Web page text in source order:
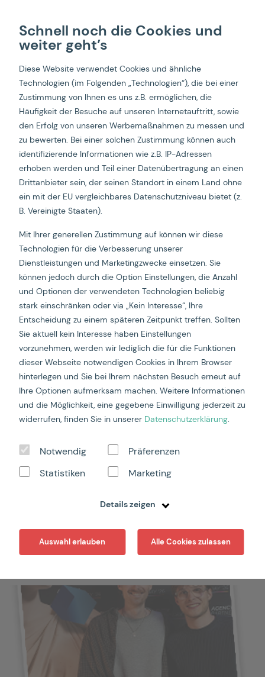
Schnell noch die Cookies und
weiter geht’s
Diese Website verwendet Cookies und ähnliche
Technologien (im Folgenden „Technologien“), die bei einer
Zustimmung von Ihnen es uns z.B. ermöglichen, die
Häufigkeit der Besuche auf unseren Internetauftritt, sowie
den Erfolg von unseren Werbemaßnahmen zu messen und
zu bewerten. Bei einer solchen Zustimmung können auch
identifizierende Informationen wie z.B. IP-Adressen
erhoben werden und Teil einer Datenübertragung an einen
Drittanbieter sein, der seinen Standort in einem Land ohne
ein mit der EU vergleichbares Datenschutzniveau bietet (z.
B. Vereinigte Staaten).
Mit Ihrer generellen Zustimmung auf können wir diese
Technologien für die Verbesserung unserer
Dienstleistungen und Marketingzwecke einsetzen. Sie
können jedoch durch die Option Einstellungen, die Anzahl
und Optionen der verwendeten Technologien beliebig
stark einschränken oder via „Kein Interesse“, Ihre
Entscheidung zu einem späteren Zeitpunkt treffen. Sollten
Sie aktuell kein Interesse haben Einstellungen
vorzunehmen, werden wir lediglich die für die Funktionen
dieser Webseite notwendigen Cookies in Ihrem Browser
hinterlegen und Sie bei Ihrem nächsten Besuch erneut auf
Ihre Optionen aufmerksam machen. Weitere Informationen
und die Möglichkeit, eine gegebene Einwilligung jederzeit zu
widerrufen, finden Sie in unserer Datenschutzerklärung.
Notwendig
Präferenzen
Statistiken
Marketing
Details zeigen
Auswahl erlauben Alle Cookies zulassen
Multidimensionaler
Ansatz für maximale
Performace
Startseite CHRIS sports & New Balance
30.000 Varianten und der
Kampf gegen den
Algorithmus
CHRISsportsist der exklusive Schweizer Distributor für
New Balance und betreibt den offiziellen D2C-
ist nicht chend
Umsatz bei einem fest definierten Ziel-ROAS generieren.
Dafür brauchte es neue Ansätze, die CHRIS sports und
uns sogar als Use-Case Speaker für die Channable
Agency Partner Days 2026 ausgewählt haben.
Am Beginn standen wir vor 3 großen Hürden:
Ein riesiges Portfolio mit über 30.000
Produktvarianten
Strikte UVP-Bindung, was uns im hart umkämpften
Hype-Modelle, die extrem gut laufen, während
Um das Budget nicht zu verbrennen, mussten wir
richtigen Zeit an die richtigen Leute ausspielen. Unser